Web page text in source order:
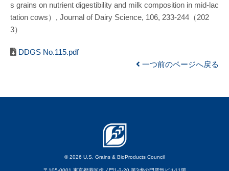
s grains on nutrient digestibility and milk composition in mid-lac
tation cows）, Journal of Dairy Science, 106, 233-244（202
3）
DDGS No.115.pdf
一つ前のページへ戻る
© 2026 U.S. Grains & BioProducts Council